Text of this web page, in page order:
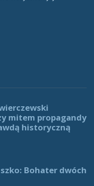
mitem propagandy
historyczną
Bohater dwóch